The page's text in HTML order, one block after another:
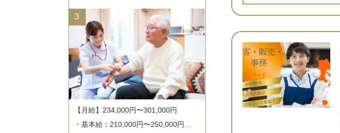
3
【月給】234,000円〜301,000円
・基本給：210,000円〜250,000円…